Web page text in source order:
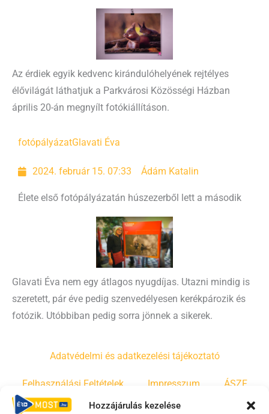
Hozzájárulás kezelése
Az érdiek egyik kedvenc kirándulóhelyének rejtélyes
élővilágát láthatjuk a Parkvárosi Közösségi Házban
április 20-án megnyílt fotókiállításon.
fotópályázatGlavati Éva
2024. február 15. 07:33 Ádám Katalin
Élete első fotópályázatán húszezerből lett a második
Glavati Éva nem egy átlagos nyugdíjas. Utazni mindig is
szeretett, pár éve pedig szenvedélyesen kerékpározik és
fotózik. Utóbbiban pedig sorra jönnek a sikerek.
Adatvédelmi és adatkezelési tájékoztató
Felhasználási Feltételek Impresszum ÁSZF